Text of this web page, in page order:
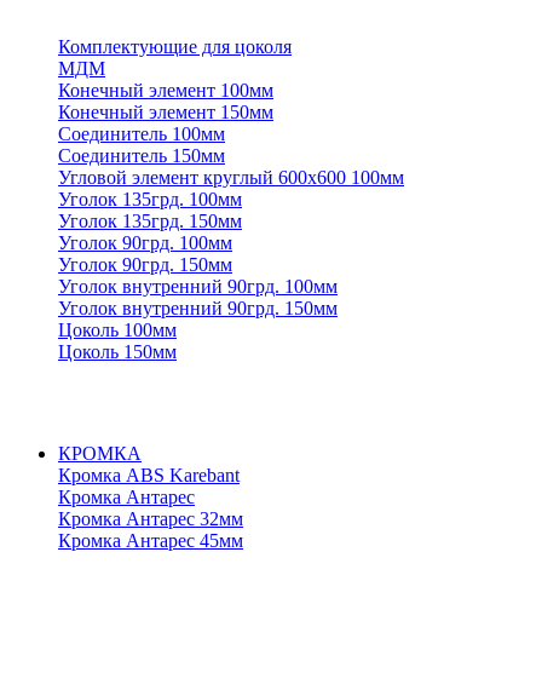
Комплектующие для цоколя
МДМ
Конечный элемент 100мм
Конечный элемент 150мм
Соединитель 100мм
Соединитель 150мм
Угловой элемент круглый 600х600 100мм
Уголок 135грд. 100мм
Уголок 135грд. 150мм
Уголок 90грд. 100мм
Уголок 90грд. 150мм
Уголок внутренний 90грд. 100мм
Уголок внутренний 90грд. 150мм
Цоколь 100мм
Цоколь 150мм
КРОМКА
Кромка ABS Karebant
Кромка Антарес
Кромка Антарес 32мм
Кромка Антарес 45мм